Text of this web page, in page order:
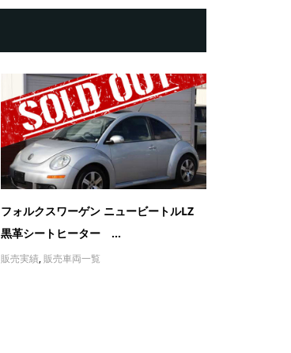
フォルクスワーゲン ニュービートルLZ
黒革シートヒーター ...
販売実績,販売車両一覧